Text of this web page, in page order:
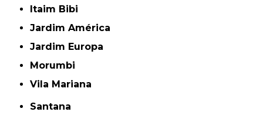
Itaim Bibi
Jardim América
Jardim Europa
Morumbi
Vila Mariana
Santana